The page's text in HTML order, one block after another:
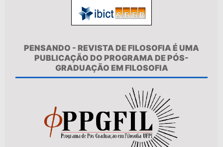
PENSANDO - REVISTA DE FILOSOFIA É UMA
PUBLICAÇÃO DO PROGRAMA DE PÓS-
GRADUAÇÃO EM FILOSOFIA